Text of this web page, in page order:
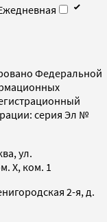
Федеральной
серия Эл №
ул.
X, ком. 1
2-я, д.